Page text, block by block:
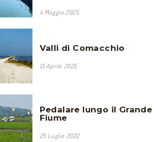
4 Maggio 2025
Valli di Comacchio
13 Aprile 2025
Pedalare lungo il Grande
Fiume
25 Luglio 2022